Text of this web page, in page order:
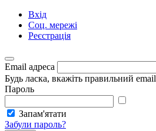
Вхід
Соц. мережі
Реєстрація
Email адреса
Будь ласка, вкажіть правильний email
Пароль
Запам'ятати
Забули пароль?